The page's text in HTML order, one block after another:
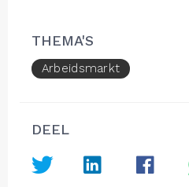
THEMA'S
Arbeidsmarkt
DEEL